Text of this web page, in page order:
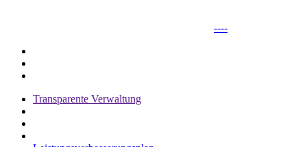
----
Transparente Verwaltung